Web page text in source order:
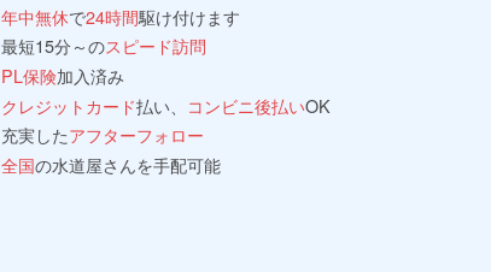
年中無休で24時間駆け付けます
最短15分～のスピード訪問
PL保険加入済み
クレジットカード払い、 コンビニ後払いOK
充実したアフターフォロー
全国の水道屋さんを手配可能